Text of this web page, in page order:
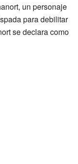
un personaje
para debilitar
se declara como